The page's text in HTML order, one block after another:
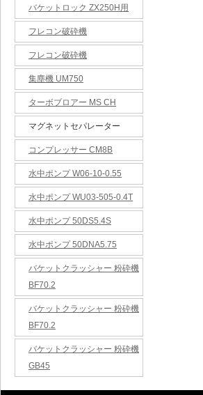
バケットロック ZX250H用
フレコン破砕機
フレコン破砕機
集塵機 UM750
ターボブロアー MS CH
マグネットセパレーター
コンプレッサー CM8B
水中ポンプ W06-10-0.55
水中ポンプ WU03-505-0.4T
水中ポンプ 50DS5.4S
水中ポンプ 50DNA5.75
バケットクラッシャー 粉砕機
BF70.2
バケットクラッシャー 粉砕機
BF70.2
バケットクラッシャー 粉砕機
GB45